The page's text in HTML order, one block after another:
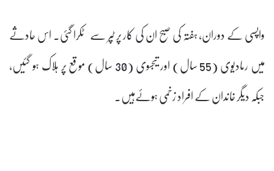
واپسی کے دوران، ہفتہ کی صبح ان کی کار پر ٹپر سے ٹکرا گئی۔ اس حادثے
میں رمادیوی (55 سال) اور تیجسوی (30 سال) موقع پر ہلاک ہو گئیں،
جبکہ دیگر خاندان کے افراد زخمی ہوئےہیں۔